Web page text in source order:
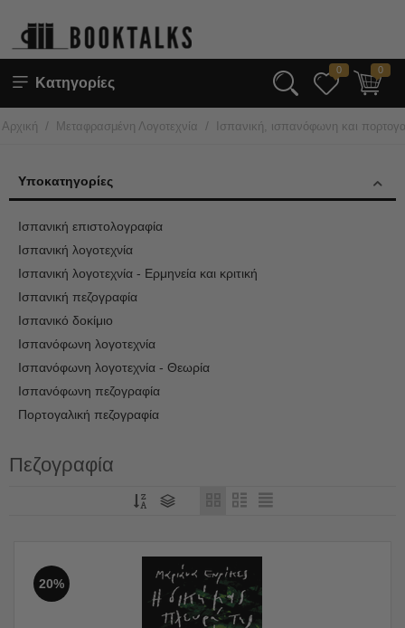
Κατηγορίες
0 0
Αρχική / Μεταφρασμένη Λογοτεχνία / Ισπανική, ισπανόφωνη και
Υποκατηγορίες
Ισπανική επιστολογραφία
Ισπανική λογοτεχνία
Ισπανική λογοτεχνία - Ερμηνεία και κριτική
Ισπανική πεζογραφία
Ισπανικό δοκίμιο
Ισπανόφωνη λογοτεχνία
Ισπανόφωνη λογοτεχνία - Θεωρία
Ισπανόφωνη πεζογραφία
Πορτογαλική πεζογραφία
Πεζογραφία
20%